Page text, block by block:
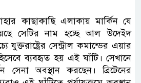
কাছাকা‌ছি এলাকায় মা‌র্কিন যে
সে‌টির নাম হচ্ছে আল উদেইদ
যুক্তরাষ্ট্রের সেন্ট্রাল কমান্ডের এয়ার
ব্যবহৃত হয় এই ঘাঁ‌টি। সেখানে
সেনা অবস্থান করছেন। ব্রিটে‌নের